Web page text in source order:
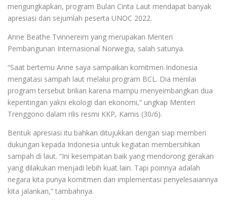
mengungkapkan, program Bulan Cinta Laut mendapat banyak
apresiasi dari sejumlah peserta UNOC 2022.
Anne Beathe Tvinnereim yang merupakan Menteri
Pembangunan Internasional Norwegia, salah satunya.
“Saat bertemu Anne saya sampaikan komitmen Indonesia
mengatasi sampah laut melalui program BCL. Dia menilai
program tersebut brilian karena mampu menyeimbangkan dua
kepentingan yakni ekologi dan ekonomi,” ungkap Menteri
Trenggono dalam rilis resmi KKP, Kamis (30/6).
Bentuk apresiasi itu bahkan ditujukkan dengan siap memberi
dukungan kepada Indonesia untuk kegiatan membersihkan
sampah di laut. “Ini kesempatan baik yang mendorong gerakan
yang dilakukan menjadi lebih kuat lain. Tapi poinnya adalah
negara kita punya komitmen dan implementasi penyelesaiannya
kita jalankan,” tambahnya.